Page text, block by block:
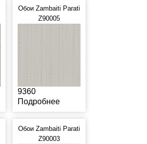
Обои Zambaiti Parati
Z90005
9360
Подробнее
Обои Zambaiti Parati
Z90003